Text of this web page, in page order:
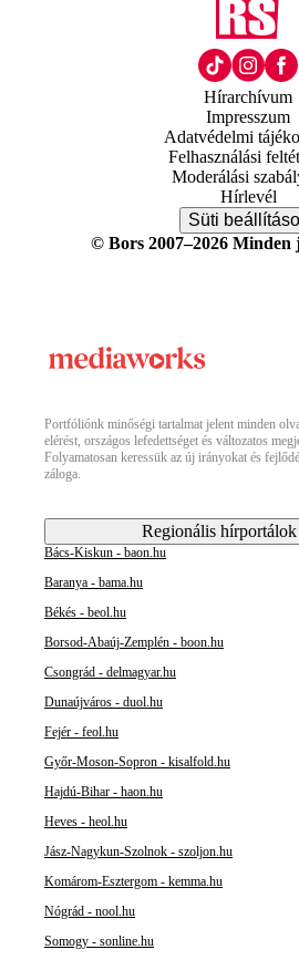
Hírarchívum
Impresszum
Adatvédelmi
Felhasználási
Moderálási
Hírlevél
Süti
© Bors 2007–2026 Minden
Portfóliónk minőségi tartalmat jelent minden
elérést, országos lefedettséget és változatos
Folyamatosan keressük az új irányokat és
záloga.
Regionális hírportálok
Bács-Kiskun - baon.hu
Baranya - bama.hu
Békés - beol.hu
Borsod-Abaúj-Zemplén - boon.hu
Csongrád - delmagyar.hu
Dunaújváros - duol.hu
Fejér - feol.hu
Győr-Moson-Sopron - kisalfold.hu
Hajdú-Bihar - haon.hu
Heves - heol.hu
Jász-Nagykun-Szolnok - szoljon.hu
Komárom-Esztergom - kemma.hu
Nógrád - nool.hu
Somogy - sonline.hu